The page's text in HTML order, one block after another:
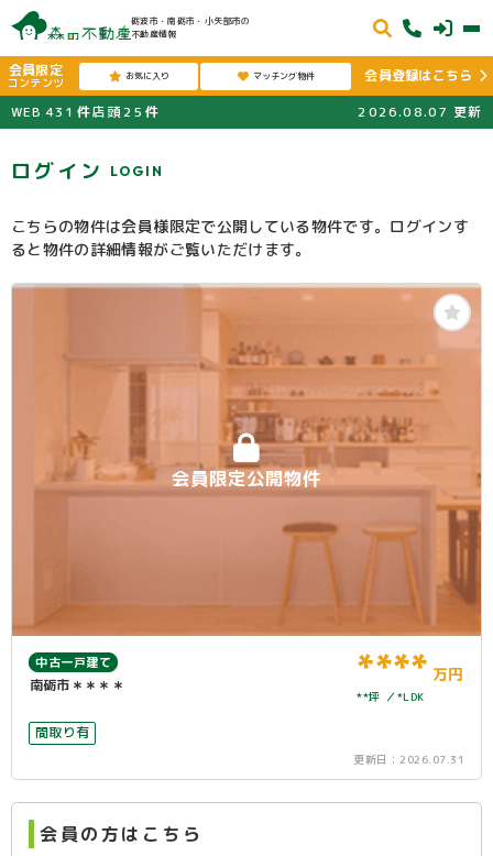
砺波市・南砺市・小矢部市の
不動産情報
会員限定
コンテンツ お気に入り マッチング物件
会員登録はこちら
WEB 431 件店頭25 件 2026.08.07 更新
ログイン LOGIN
こちらの物件は会員様限定で公開している物件です。ログインす
ると物件の詳細情報がご覧いただけます。
会員限定公開物件
中古一戸建て
南砺市＊＊＊＊ **** 万円
**坪 *LDK
間取り有
更新日： 2026.07.31
会員の方はこちら